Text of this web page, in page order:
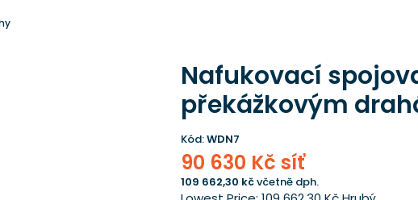
Nafukovací
překážkovým
Kód:WDN7
90 630 Kč síť
109 662,30 kčvčetně dph.